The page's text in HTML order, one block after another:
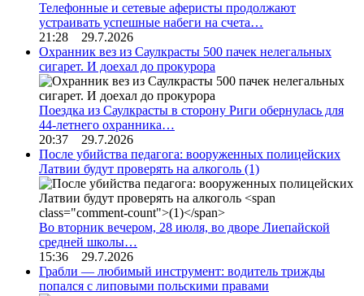
Телефонные и сетевые аферисты продолжают
устраивать успешные набеги на счета…
21:28 29.7.2026
Охранник вез из Саулкрасты 500 пачек нелегальных
сигарет. И доехал до прокурора
Поездка из Саулкрасты в сторону Риги обернулась для
44-летнего охранника…
20:37 29.7.2026
После убийства педагога: вооруженных полицейских
Латвии будут проверять на алкоголь (1)
Во вторник вечером, 28 июля, во дворе Лиепайской
средней школы…
15:36 29.7.2026
Грабли — любимый инструмент: водитель трижды
попался с липовыми польскими правами